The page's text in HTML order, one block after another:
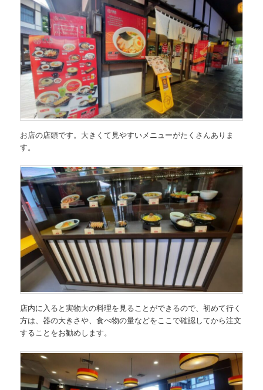
お店の店頭です。大きくて見やすいメニューがたくさんありま
す。
店内に入ると実物大の料理を見ることができるので、初めて行く
方は、器の大きさや、食べ物の量などをここで確認してから注文
することをお勧めします。